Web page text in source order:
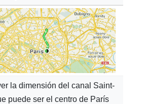
la dimensión del canal Saint-
puede ser el centro de París